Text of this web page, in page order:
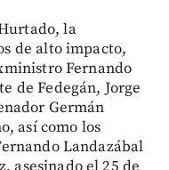
la
de alto impacto,
Fernando
de Fedegán, Jorge
Germán
así como los
Landazábal